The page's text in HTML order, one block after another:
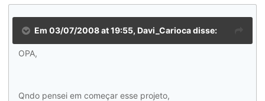
Em 03/07/2008 at 19:55, Davi_Carioca disse:
OPA,
Qndo pensei em começar esse projeto,